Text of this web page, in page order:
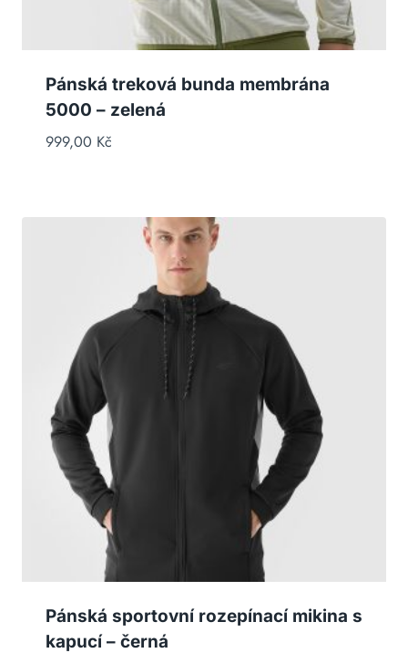
Pánská treková bunda membrána
5000 – zelená
999,00 Kč
Pánská sportovní rozepínací mikina s
kapucí – černá